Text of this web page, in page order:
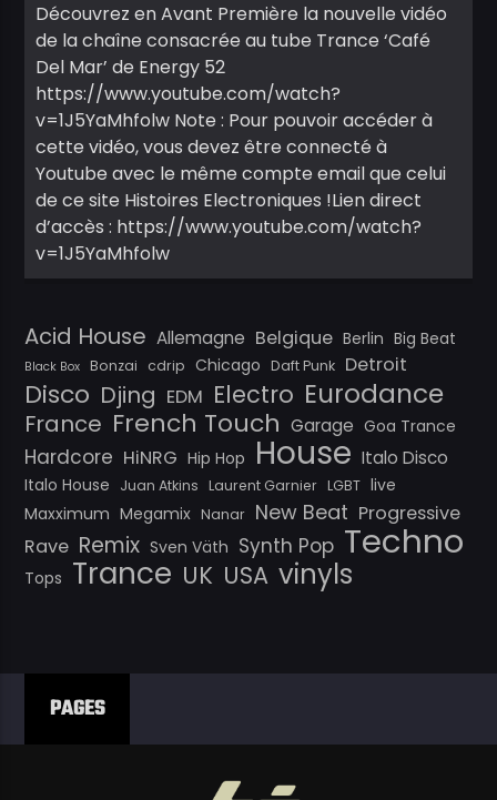
Découvrez en Avant Première la nouvelle vidéo
de la chaîne consacrée au tube Trance ‘Café
Del Mar’ de Energy 52
https://www.youtube.com/watch?
v=1J5YaMhfolw Note : Pour pouvoir accéder à
cette vidéo, vous devez être connecté à
Youtube avec le même compte email que celui
de ce site Histoires Electroniques !Lien direct
d’accès : https://www.youtube.com/watch?
v=1J5YaMhfolw
Acid House Allemagne Belgique Berlin Big Beat
Black Box Bonzai cdrip Chicago Daft Punk Detroit
Disco Djing EDM Electro Eurodance
France French Touch Garage Goa Trance
Hardcore HiNRG Hip Hop House Italo Disco
Italo House Juan Atkins Laurent Garnier LGBT live
Maxximum Megamix Nanar New Beat Progressive
Rave Remix Sven Väth Synth Pop Techno
Tops Trance UK USA vinyls
PAGES